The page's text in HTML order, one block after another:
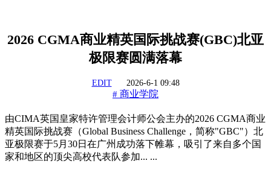
2026 CGMA商业精英国际挑战赛(GBC)北亚
极限赛圆满落幕
EDIT 2026-6-1 09:48
# 商业学院
由CIMA英国皇家特许管理会计师公会主办的2026 CGMA商业
精英国际挑战赛（Global Business Challenge，简称"GBC"）北
亚极限赛于5月30日在广州成功落下帷幕，吸引了来自多个国
家和地区的顶尖高校代表队参加... ...